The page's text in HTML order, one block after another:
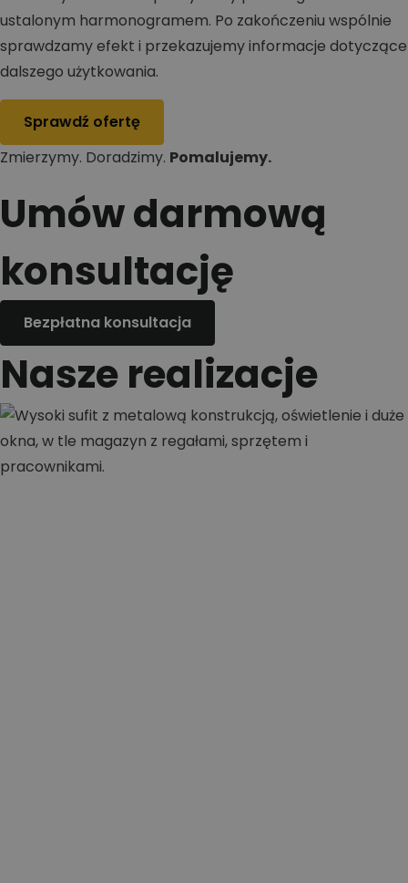
ustalonym harmonogramem. Po zakończeniu wspólnie
sprawdzamy efekt i przekazujemy informacje dotyczące
dalszego użytkowania.
Sprawdź ofertę
Zmierzymy. Doradzimy. Pomalujemy.
Umów darmową
konsultację
Bezpłatna konsultacja
Nasze realizacje